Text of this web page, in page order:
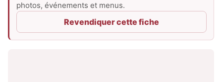
photos, événements et menus.
Revendiquer cette fiche